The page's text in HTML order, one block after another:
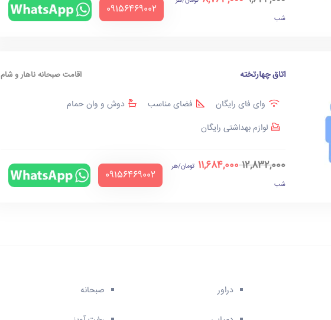
شب
‪09156469002‬
اتاق چهارتخته اقامت صبحانه ناهار و شام
وای فای رایگان فضای مناسب
دوش و وان حمام
لوازم بهداشتی رایگان
12,832,000
11,684,000 تومان/هر
شب
‪09156469002‬
دراور صبحانه